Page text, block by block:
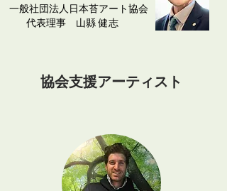
一般社団法人日本苔アート協会
代表理事 山縣 健志
協会支援アーティスト